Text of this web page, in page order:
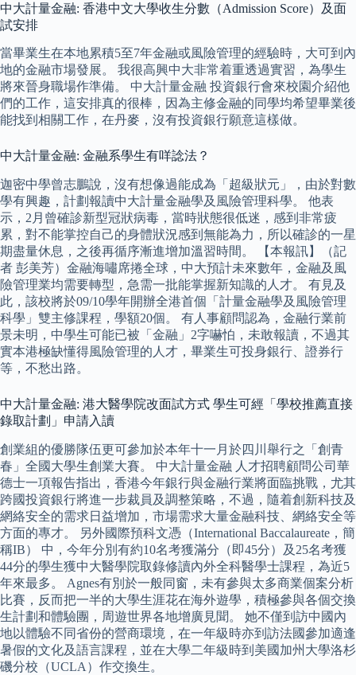
中大計量金融: 香港中文大學收生分數（Admission Score）及面
試安排
當畢業生在本地累積5至7年金融或風險管理的經驗時，大可到內
地的金融市場發展。 我很高興中大非常着重透過實習，為學生
將來晉身職場作準備。 中大計量金融 投資銀行會來校園介紹他
們的工作，這安排真的很棒，因為主修金融的同學均希望畢業後
能找到相關工作，在丹麥，沒有投資銀行願意這樣做。
中大計量金融: 金融系學生有咩諗法？
迦密中學曾志鵬說，沒有想像過能成為「超級狀元」，由於對數
學有興趣，計劃報讀中大計量金融學及風險管理科學。 他表
示，2月曾確診新型冠狀病毒，當時狀態很低迷，感到非常疲
累，對不能掌控自己的身體狀況感到無能為力，所以確診的一星
期盡量休息，之後再循序漸進增加溫習時間。 【本報訊】（記
者 彭美芳）金融海嘯席捲全球，中大預計未來數年，金融及風
險管理業均需要轉型，急需一批能掌握新知識的人才。 有見及
此，該校將於09/10學年開辦全港首個「計量金融學及風險管理
科學」雙主修課程，學額20個。 有人事顧問認為，金融行業前
景未明，中學生可能已被「金融」2字嚇怕，未敢報讀，不過其
實本港極缺懂得風險管理的人才，畢業生可投身銀行、證券行
等，不愁出路。
中大計量金融: 港大醫學院改面試方式 學生可經「學校推薦直接
錄取計劃」申請入讀
創業組的優勝隊伍更可參加於本年十一月於四川舉行之「創青
春」全國大學生創業大賽。 中大計量金融 人才招聘顧問公司華
德士一項報告指出，香港今年銀行與金融行業將面臨挑戰，尤其
跨國投資銀行將進一步裁員及調整策略，不過，隨着創新科技及
網絡安全的需求日益增加，市場需求大量金融科技、網絡安全等
方面的專才。 另外國際預科文憑（International Baccalaureate，簡
稱IB） 中，今年分別有約10名考獲滿分（即45分）及25名考獲
44分的學生獲中大醫學院取錄修讀內外全科醫學士課程，為近5
年來最多。 Agnes有別於一般同窗，未有參與太多商業個案分析
比賽，反而把一半的大學生涯花在海外遊學，積極參與各個交換
生計劃和體驗團，周遊世界各地增廣見聞。 她不僅到訪中國內
地以體驗不同省份的營商環境，在一年級時亦到訪法國參加適逢
暑假的文化及語言課程，並在大學二年級時到美國加州大學洛杉
磯分校（UCLA）作交換生。